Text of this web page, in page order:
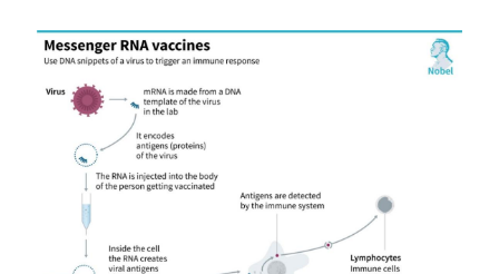
Image